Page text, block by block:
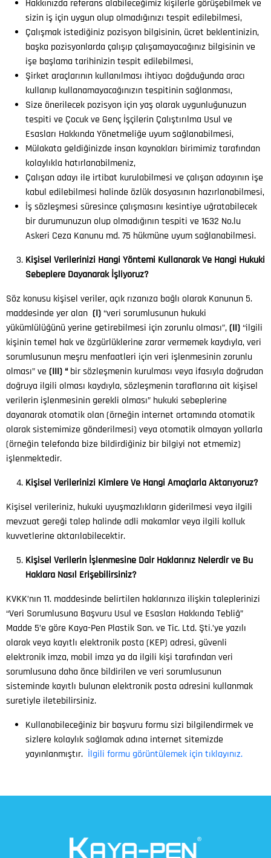
Hakkınızda referans alabileceğimiz kişilerle görüşebilmek ve
sizin iş için uygun olup olmadığınızı tespit edilebilmesi,
Çalışmak istediğiniz pozisyon bilgisinin, ücret beklentinizin,
başka pozisyonlarda çalışıp çalışamayacağınız bilgisinin ve
işe başlama tarihinizin tespit edilebilmesi,
Şirket araçlarının kullanılması ihtiyacı doğduğunda aracı
kullanıp kullanamayacağınızın tespitinin sağlanması,
Size önerilecek pozisyon için yaş olarak uygunluğunuzun
tespiti ve Çocuk ve Genç İşçilerin Çalıştırılma Usul ve
Esasları Hakkında Yönetmeliğe uyum sağlanabilmesi,
Mülakata geldiğinizde insan kaynakları birimimiz tarafından
kolaylıkla hatırlanabilmeniz,
Çalışan adayı ile irtibat kurulabilmesi ve çalışan adayının işe
kabul edilebilmesi halinde özlük dosyasının hazırlanabilmesi,
İş sözleşmesi süresince çalışmasını kesintiye uğratabilecek
bir durumunuzun olup olmadığının tespiti ve 1632 No.lu
Askeri Ceza Kanunu md. 75 hükmüne uyum sağlanabilmesi.
Kişisel Verilerinizi Hangi Yöntemi Kullanarak Ve Hangi Hukuki
Sebeplere Dayanarak İşliyoruz?
Söz konusu kişisel veriler, açık rızanıza bağlı olarak Kanunun 5.
maddesinde yer alan (I)“veri sorumlusunun hukuki
yükümlülüğünü yerine getirebilmesi için zorunlu olması”,(II)“ilgili
kişinin temel hak ve özgürlüklerine zarar vermemek kaydıyla, veri
sorumlusunun meşru menfaatleri için veri işlenmesinin zorunlu
olması” ve (III) “bir sözleşmenin kurulması veya ifasıyla doğrudan
doğruya ilgili olması kaydıyla, sözleşmenin taraflarına ait kişisel
verilerin işlenmesinin gerekli olması” hukuki sebeplerine
dayanarak otomatik olan (örneğin internet ortamında otomatik
olarak sistemimize gönderilmesi) veya otomatik olmayan yollarla
(örneğin telefonda bize bildirdiğiniz bir bilgiyi not etmemiz)
işlenmektedir.
Kişisel Verilerinizi Kimlere Ve Hangi Amaçlarla Aktarıyoruz?
Kişisel verileriniz, hukuki uyuşmazlıkların giderilmesi veya ilgili
mevzuat gereği talep halinde adli makamlar veya ilgili kolluk
kuvvetlerine aktarılabilecektir.
Kişisel Verilerin İşlenmesine Dair Haklarınız Nelerdir ve Bu
Haklara Nasıl Erişebilirsiniz?
KVKK’nın 11. maddesinde belirtilen haklarınıza ilişkin taleplerinizi
“Veri Sorumlusuna Başvuru Usul ve Esasları Hakkında Tebliğ”
Madde 5’e göre Kaya-Pen Plastik San. ve Tic. Ltd. Şti.’ye yazılı
olarak veya kayıtlı elektronik posta (KEP) adresi, güvenli
elektronik imza, mobil imza ya da ilgili kişi tarafından veri
sorumlusuna daha önce bildirilen ve veri sorumlusunun
sisteminde kayıtlı bulunan elektronik posta adresini kullanmak
suretiyle iletebilirsiniz.
Kullanabileceğiniz bir başvuru formu sizi bilgilendirmek ve
sizlere kolaylık sağlamak adına internet sitemizde
yayınlanmıştır. İlgili formu görüntülemek için tıklayınız.